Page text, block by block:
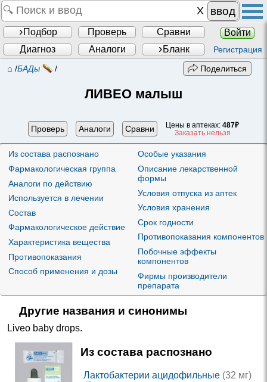
ввод
Подбор Проверь Сравни
Войти
Диагноз
Аналоги Бланк Регистрация
⌂ /БАДы / Поделиться
ЛИВЕО малыш
Проверь Аналоги Сравни Цены в аптеках:487₽
Заказать нельзя
Из состава распознано
Фармакологическая группа
Аналоги по действию
Используется в лечении
Состав
Фармакологическое действие
Характеристика вещества
Противопоказания
Способ применения и дозы
Особые указания
Описание лекарственной
формы
Условия отпуска из аптек
Условия хранения
Срок годности
Противопоказания компонентов
Побочные эффекты
компонентов
Фирмы производители
препарата
Другие названия и синонимы
Liveo baby drops.
Из состава распознано
Лактобактерии ацидофильные (32 мг)